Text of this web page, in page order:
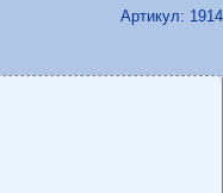
Артикул: 1914